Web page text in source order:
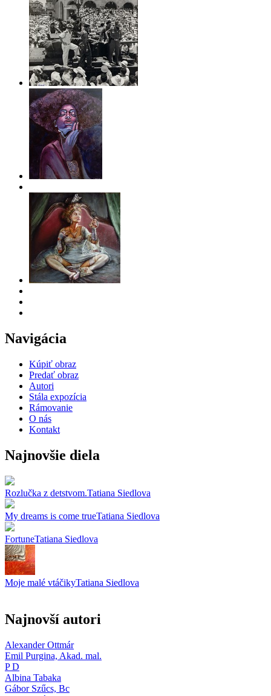
Navigácia
Kúpiť obraz
Predať obraz
Autori
Stála expozícia
Rámovanie
O nás
Kontakt
Najnovšie diela
Rozlučka z detstvom.Tatiana Siedlova
My dreams is come trueTatiana Siedlova
FortuneTatiana Siedlova
Moje malé vtáčikyTatiana Siedlova
Najnovší autori
Alexander Ottmár
Emil Purgina, Akad. mal.
P D
Albina Tabaka
Gábor Szűcs, Bc